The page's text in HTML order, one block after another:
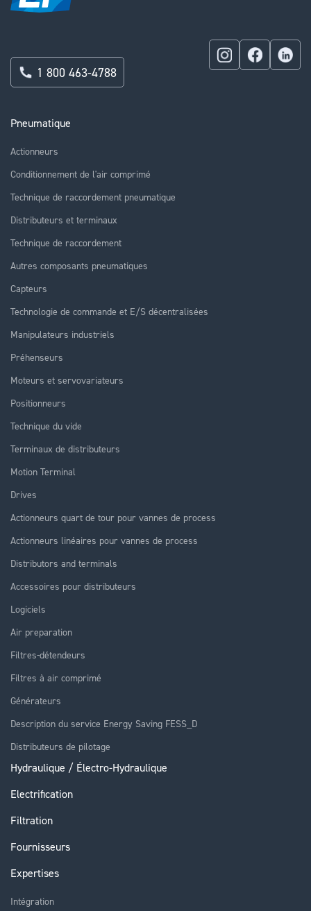
Pneumatique
Actionneurs
Conditionnement de l'air comprimé
Technique de raccordement pneumatique
Distributeurs et terminaux
Technique de raccordement
Autres composants pneumatiques
Capteurs
Technologie de commande et E/S décentralisées
Manipulateurs industriels
Préhenseurs
Moteurs et servovariateurs
Positionneurs
Technique du vide
Terminaux de distributeurs
Motion Terminal
Drives
Actionneurs quart de tour pour vannes de process
Actionneurs linéaires pour vannes de process
Distributors and terminals
Accessoires pour distributeurs
Logiciels
Air preparation
Filtres-détendeurs
Filtres à air comprimé
Générateurs
Description du service Energy Saving FESS_D
Distributeurs de pilotage
Hydraulique / Électro-Hydraulique
Electrification
Filtration
Fournisseurs
Expertises
Intégration
1 800 463-4788